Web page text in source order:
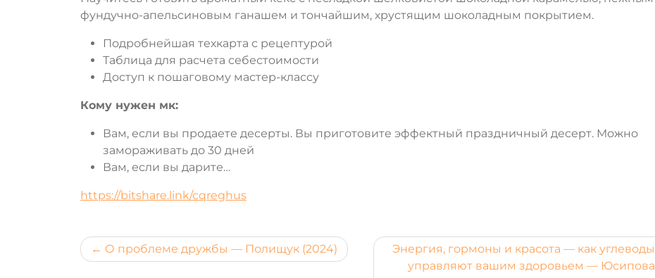
фундучно-апельсиновым ганашем и тончайшим, хрустящим шоколадным покрытием.
Подробнейшая техкарта с рецептурой
Таблица для расчета себестоимости
Доступ к пошаговому мастер-классу
Кому нужен мк:
Вам, если вы продаете десерты. Вы приготовите эффектный праздничный десерт. Можно
замораживать до 30 дней
Вам, если вы дарите…
https://bitshare.link/cqreghus
Навигация
О проблеме дружбы — Полищук (2024)
Энергия, гормоны и красота — как углеводы
управляют вашим здоровьем — Юсипова